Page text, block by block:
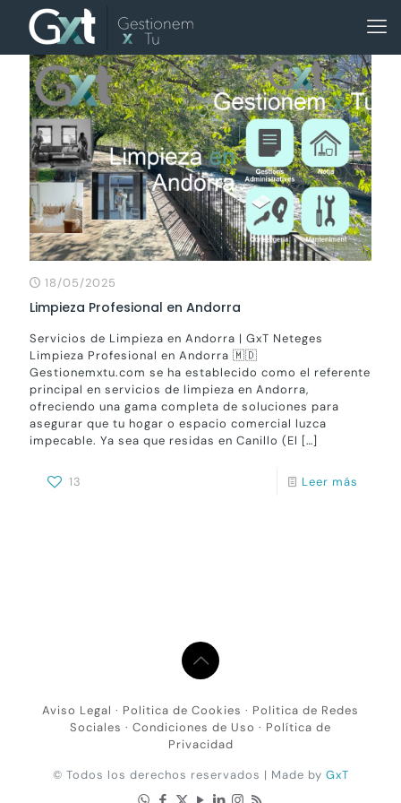
18/05/2025
Limpieza Profesional en Andorra
Servicios de Limpieza en Andorra | GxT Neteges
Limpieza Profesional en Andorra 🇲🇩
Gestionemxtu.com se ha establecido como el referente
principal en servicios de limpieza en Andorra,
ofreciendo una gama completa de soluciones para
asegurar que tu hogar o espacio comercial luzca
impecable. Ya sea que residas en Canillo (El […]
13 Leer más
Aviso Legal · Politica de Cookies · Politica de Redes
Sociales · Condiciones de Uso · Política de
Privacidad
© Todos los derechos reservados | Made by GxT